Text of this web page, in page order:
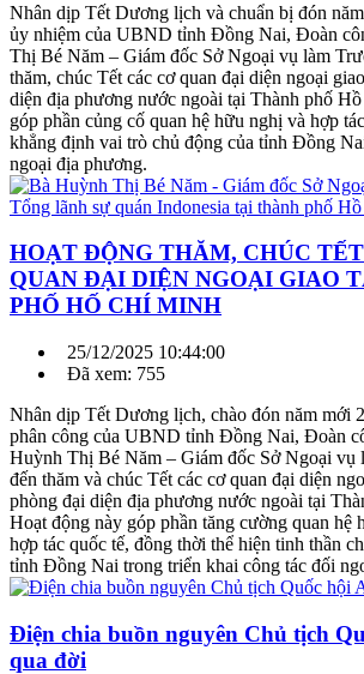
Nhân dịp Tết Dương lịch và chuẩn bị đón
ủy nhiệm của UBND tỉnh Đồng Nai, Đoàn
Thị Bé Năm – Giám đốc Sở Ngoại vụ làm
thăm, chúc Tết các cơ quan đại diện ngoại
diện địa phương nước ngoài tại Thành phố
góp phần củng cố quan hệ hữu nghị và hợp
khẳng định vai trò chủ động của tỉnh Đồng
ngoại địa phương.
HOẠT ĐỘNG THĂM, CHÚC
QUAN ĐẠI DIỆN NGOẠI GIAO
PHỐ HỐ CHÍ MINH
25/12/2025 10:44:00
Đã xem: 755
Nhân dịp Tết Dương lịch, chào đón năm mới
phân công của UBND tỉnh Đồng Nai, Đoàn
Huỳnh Thị Bé Năm – Giám đốc Sở Ngoại vụ
đến thăm và chúc Tết các cơ quan đại diện
phòng đại diện địa phương nước ngoài tại
Hoạt động này góp phần tăng cường quan hệ
hợp tác quốc tế, đồng thời thể hiện tinh thần
tỉnh Đồng Nai trong triển khai công tác đối
Điện chia buồn nguyên Chủ tịch
qua đời